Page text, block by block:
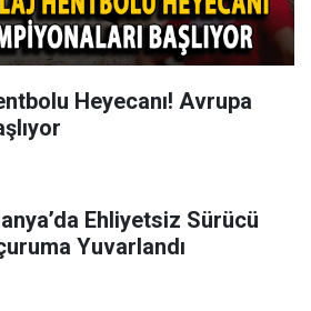
Heyecanı! Avrupa
Ehliyetsiz Sürücü
Yuvarlandı